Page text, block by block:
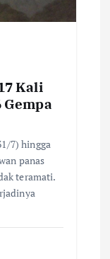
Kali
Gempa
7) hingga
panas
teramati.